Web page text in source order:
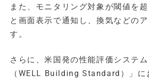
また、モニタリング対象が閾値を
と画面表示で通知し、換気などの
す。
さらに、米国発の性能評価システ
（WELL Building Standard）」に